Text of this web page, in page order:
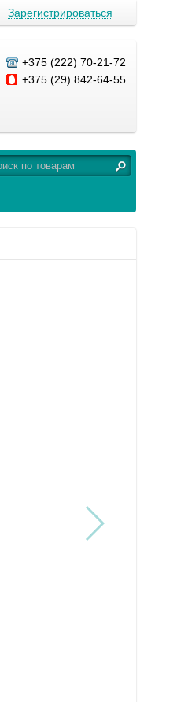
Зарегистрироваться
+375 (222) 70-21-72
+375 (29) 842-64-55